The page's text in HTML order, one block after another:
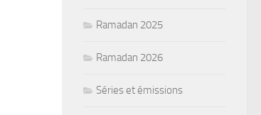
Ramadan 2025
Ramadan 2026
Séries et émissions